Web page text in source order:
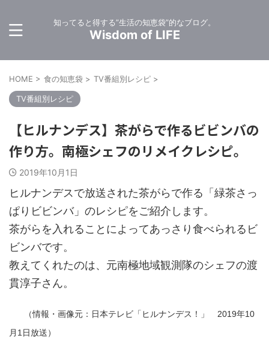
知ってると得する”生活の知恵袋”的なブログ。
Wisdom of LIFE
HOME > 食の知恵袋 > TV番組別レシピ >
TV番組別レシピ
【ヒルナンデス】茶がらで作るビビンバの
作り方。南極シェフのリメイクレシピ。
2019年10月1日
ヒルナンデスで放送された茶がらで作る「緑茶さっ
ぱりビビンバ」のレシピをご紹介します。
茶がらを入れることによってあっさり食べられるビ
ビンバです。
教えてくれたのは、元南極地域観測隊のシェフの渡
貫淳子さん。
（情報・画像元：日本テレビ「ヒルナンデス！」 2019年10
月1日放送）